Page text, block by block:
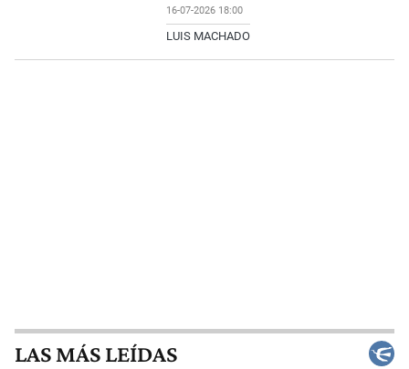
16-07-2026 18:00
LUIS MACHADO
LAS MÁS LEÍDAS